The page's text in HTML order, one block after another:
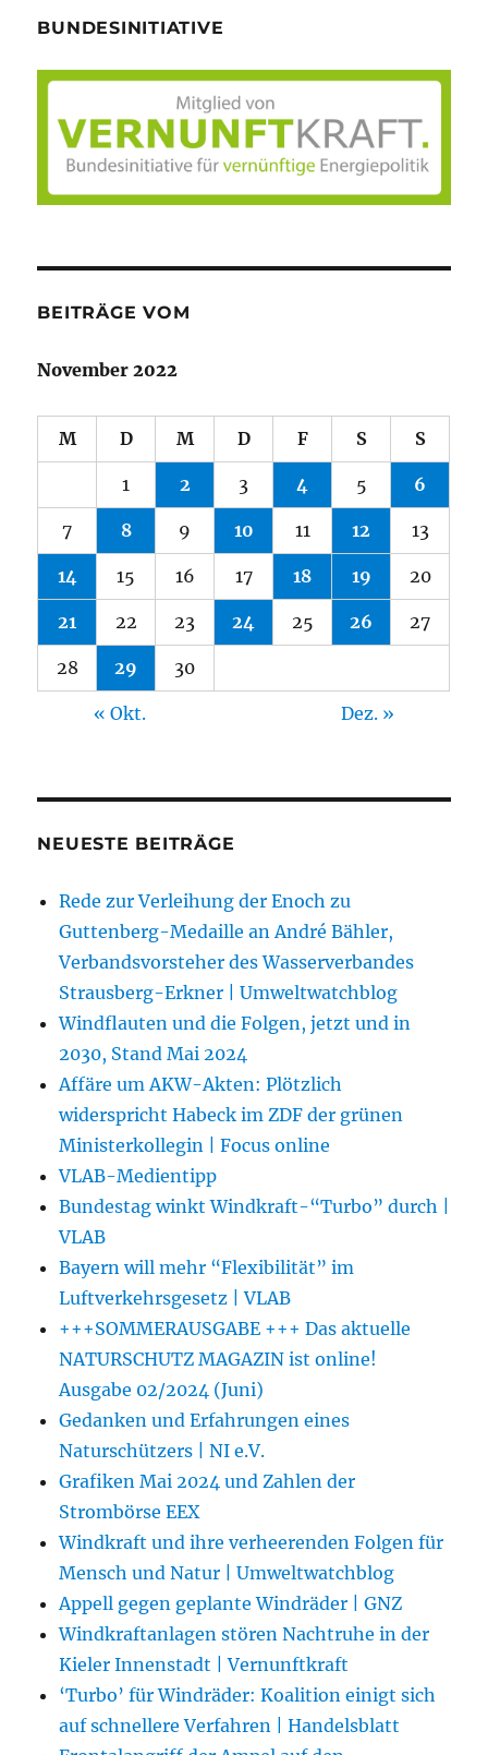
BUNDESINITIATIVE
BEITRÄGE VOM
November 2022
M D M D F S S
1 2 3 4 5 6
7 8 9 10 11 12 13
14 15 16 17 18 19 20
21 22 23 24 25 26 27
28 29 30
« Okt. Dez. »
NEUESTE BEITRÄGE
Rede zur Verleihung der Enoch zu
Guttenberg-Medaille an André Bähler,
Verbandsvorsteher des Wasserverbandes
Strausberg-Erkner | Umweltwatchblog
Windflauten und die Folgen, jetzt und in
2030, Stand Mai 2024
Affäre um AKW-Akten: Plötzlich
widerspricht Habeck im ZDF der grünen
Ministerkollegin | Focus online
VLAB-Medientipp
Bundestag winkt Windkraft-“Turbo” durch |
VLAB
Bayern will mehr “Flexibilität” im
Luftverkehrsgesetz | VLAB
+++SOMMERAUSGABE +++ Das aktuelle
NATURSCHUTZ MAGAZIN ist online!
Ausgabe 02/2024 (Juni)
Gedanken und Erfahrungen eines
Naturschützers | NI e.V.
Grafiken Mai 2024 und Zahlen der
Strombörse EEX
Windkraft und ihre verheerenden Folgen für
Mensch und Natur | Umweltwatchblog
Appell gegen geplante Windräder | GNZ
Windkraftanlagen stören Nachtruhe in der
Kieler Innenstadt | Vernunftkraft
‘Turbo’ für Windräder: Koalition einigt sich
auf schnellere Verfahren | Handelsblatt